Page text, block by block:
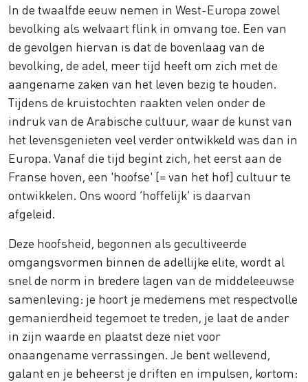
In de twaalfde eeuw nemen in West-Europa zowel
bevolking als welvaart flink in omvang toe. Een van
de gevolgen hiervan is dat de bovenlaag van de
bevolking, de adel, meer tijd heeft om zich met de
aangename zaken van het leven bezig te houden.
Tijdens de kruistochten raakten velen onder de
indruk van de Arabische cultuur, waar de kunst van
het levensgenieten veel verder ontwikkeld was dan in
Europa. Vanaf die tijd begint zich, het eerst aan de
Franse hoven, een 'hoofse' [= van het hof] cultuur te
ontwikkelen. Ons woord ‘hoffelijk’ is daarvan
afgeleid.
Deze hoofsheid, begonnen als gecultiveerde
omgangsvormen binnen de adellijke elite, wordt al
snel de norm in bredere lagen van de middeleeuwse
samenleving: je hoort je medemens met respectvolle
gemanierdheid tegemoet te treden, je laat de ander
in zijn waarde en plaatst deze niet voor
onaangename verrassingen. Je bent wellevend,
galant en je beheerst je driften en impulsen, kortom: